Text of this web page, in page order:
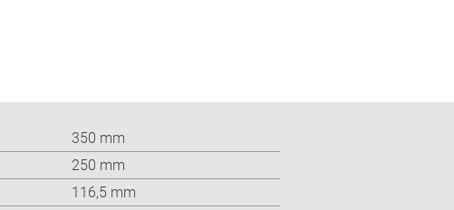
350 mm
250 mm
116,5 mm